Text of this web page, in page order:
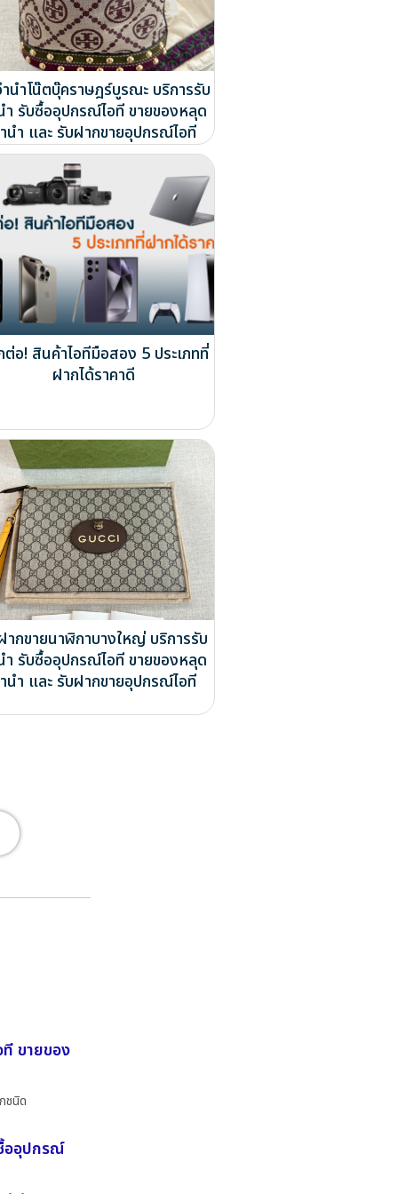
นำโน๊ตบุ๊คราษฎร์บูรณะ บริการรับ
ำ รับซื้ออุปกรณ์ไอที ขายของหลุด
นำ และ รับฝากขายอุปกรณ์ไอที
อ! สินค้าไอทีมือสอง 5 ประเภทที่
ฝากได้ราคาดี
ากขายนาฬิกาบางใหญ่ บริการรับ
ำ รับซื้ออุปกรณ์ไอที ขายของหลุด
นำ และ รับฝากขายอุปกรณ์ไอที
ขายของ
ชนิด
ออุปกรณ์